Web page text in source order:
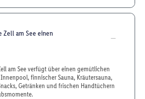
Zell am See einen
am See verfügt über einen gemütlichen
finnischer Sauna, Kräutersauna,
Getränken und frischen Handtüchern